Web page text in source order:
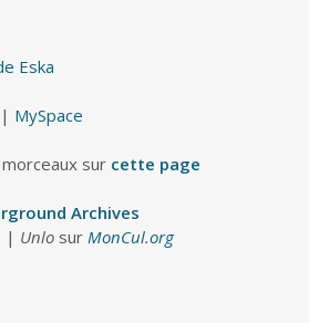
UNLOGISTIC
PLOD
(Trio violon, violoncelle, batterie / Lyon)
Eska
| MySpace
sur cette page
Archives
| Unlo sur MonCul.org